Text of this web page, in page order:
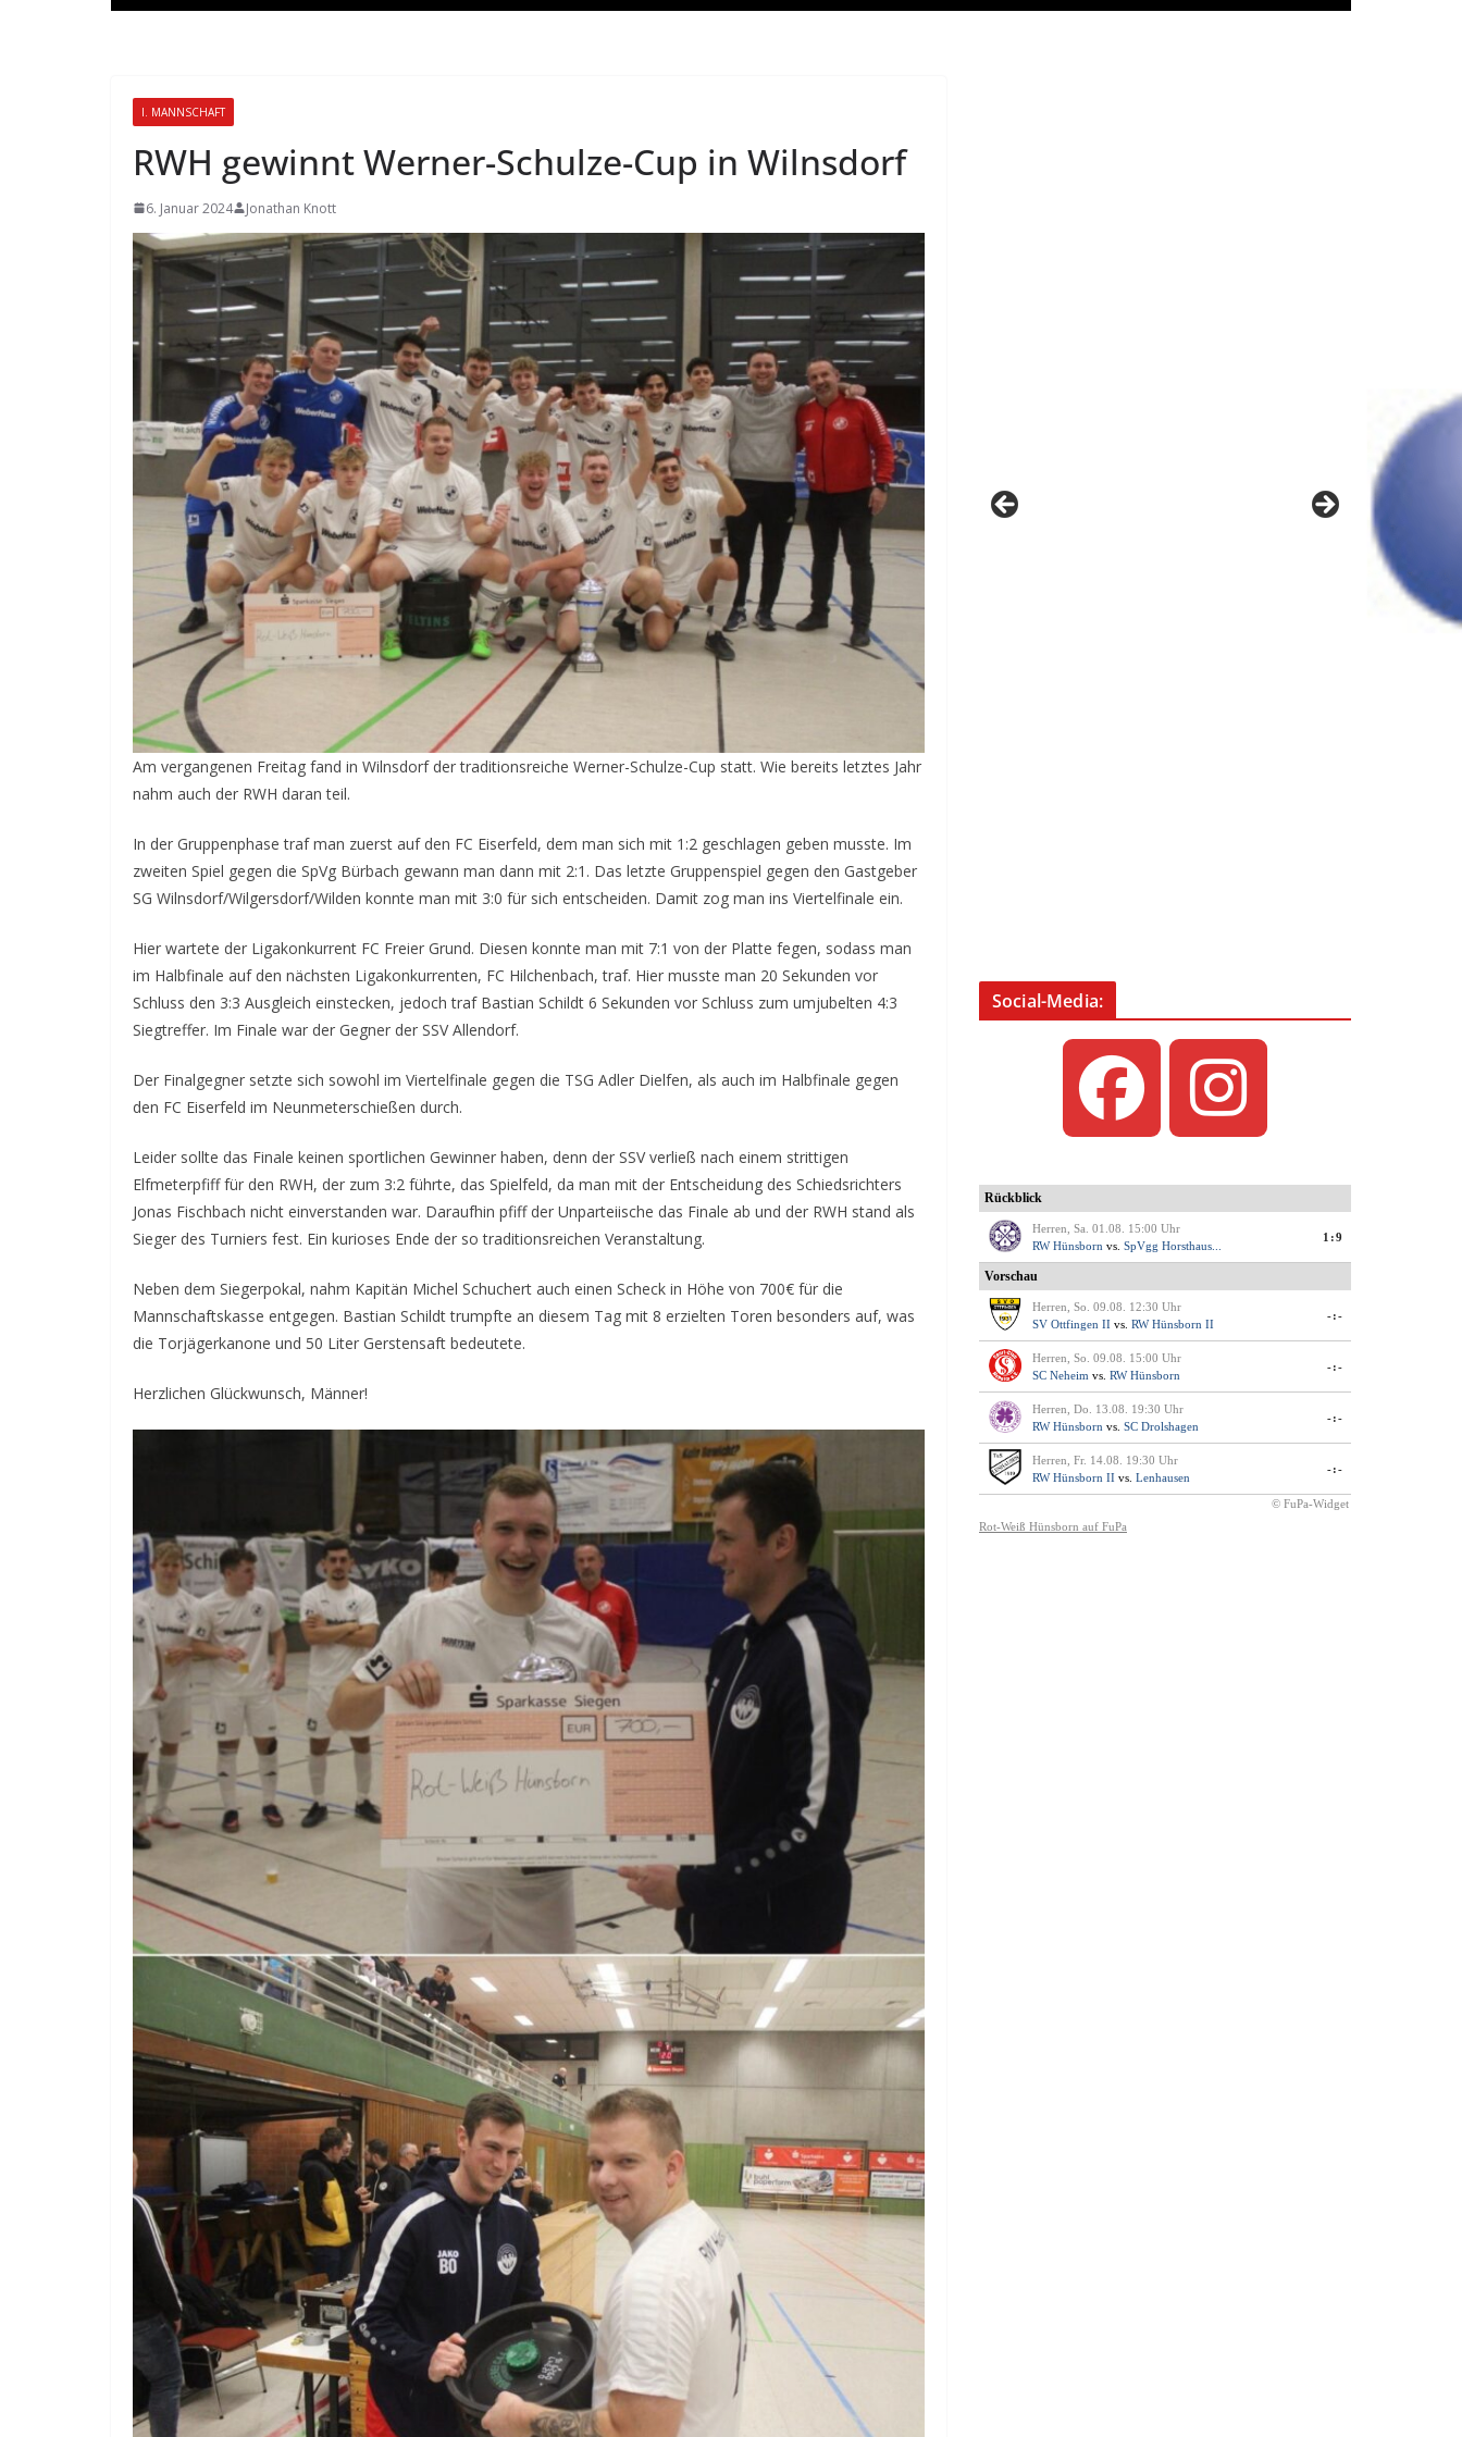
I. MANNSCHAFT
RWH gewinnt Werner-Schulze-Cup in Wilnsdorf
6. Januar 2024 Jonathan Knott
Am vergangenen Freitag fand in Wilnsdorf der traditionsreiche Werner-Schulze-Cup statt. Wie bereits letztes Jahr
nahm auch der RWH daran teil.
In der Gruppenphase traf man zuerst auf den FC Eiserfeld, dem man sich mit 1:2 geschlagen geben musste. Im
zweiten Spiel gegen die SpVg Bürbach gewann man dann mit 2:1. Das letzte Gruppenspiel gegen den Gastgeber
SG Wilnsdorf/Wilgersdorf/Wilden konnte man mit 3:0 für sich entscheiden. Damit zog man ins Viertelfinale ein.
Hier wartete der Ligakonkurrent FC Freier Grund. Diesen konnte man mit 7:1 von der Platte fegen, sodass man
im Halbfinale auf den nächsten Ligakonkurrenten, FC Hilchenbach, traf. Hier musste man 20 Sekunden vor
Schluss den 3:3 Ausgleich einstecken, jedoch traf Bastian Schildt 6 Sekunden vor Schluss zum umjubelten 4:3
Siegtreffer. Im Finale war der Gegner der SSV Allendorf.
Der Finalgegner setzte sich sowohl im Viertelfinale gegen die TSG Adler Dielfen, als auch im Halbfinale gegen
den FC Eiserfeld im Neunmeterschießen durch.
Leider sollte das Finale keinen sportlichen Gewinner haben, denn der SSV verließ nach einem strittigen
Elfmeterpfiff für den RWH, der zum 3:2 führte, das Spielfeld, da man mit der Entscheidung des Schiedsrichters
Jonas Fischbach nicht einverstanden war. Daraufhin pfiff der Unparteiische das Finale ab und der RWH stand als
Sieger des Turniers fest. Ein kurioses Ende der so traditionsreichen Veranstaltung.
Neben dem Siegerpokal, nahm Kapitän Michel Schuchert auch einen Scheck in Höhe von 700€ für die
Mannschaftskasse entgegen. Bastian Schildt trumpfte an diesem Tag mit 8 erzielten Toren besonders auf, was
die Torjägerkanone und 50 Liter Gerstensaft bedeutete.
Herzlichen Glückwunsch, Männer!
Social-Media: